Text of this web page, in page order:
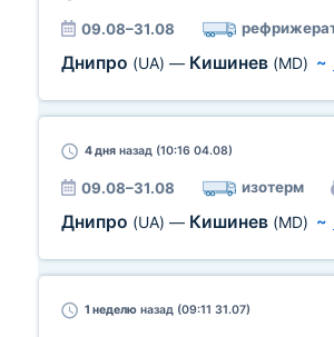
09.08–31.08
Днипро (UA) — Кишинев (MD) ~
4 дня назад (10:16 04.08)
09.08–31.08 изотерм
Днипро (UA) — Кишинев (MD) ~
1 неделю назад (09:11 31.07)